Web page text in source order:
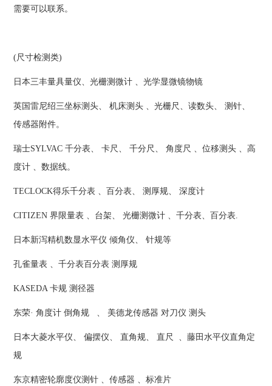
需要可以联系。
(尺寸检测类)
日本三丰量具量仪、光栅测微计 、光学显微镜物镜
英国雷尼绍三坐标测头、 机床测头 、光栅尺、读数头、 测针、
传感器附件。
瑞士SYLVAC 千分表、 卡尺、 千分尺、 角度尺 、位移测头 、高
度计 、数据线。
TECLOCK得乐千分表 、百分表、 测厚规、 深度计
CITIZEN 界限量表 、台架、 光栅测微计 、千分表、百分表.
日本新泻精机数显水平仪 倾角仪、 针规等
孔雀量表 、千分表百分表 测厚规
KASEDA 卡规 测径器
东荣· 角度计 倒角规 、 美德龙传感器 对刀仪 测头
日本大菱水平仪、 偏摆仪、 直角规、 直尺 、藤田水平仪直角定
规
东京精密轮廓度仪测针 、传感器 、标准片